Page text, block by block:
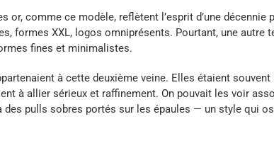
or, comme ce modèle, reflètent l’esprit d’une
formes XXL, logos omniprésents. Pourtant, une
fines et minimalistes.
à cette deuxième veine. Elles étaient
à allier sérieux et raffinement. On pouvait les voir
des pulls sobres portés sur les épaules — un style qui